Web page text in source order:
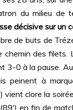
du milieu de
décisive sur un
de buts de
des filets.
3-0 à la pause.
peinent à
vient clore la
(89′) en fin de